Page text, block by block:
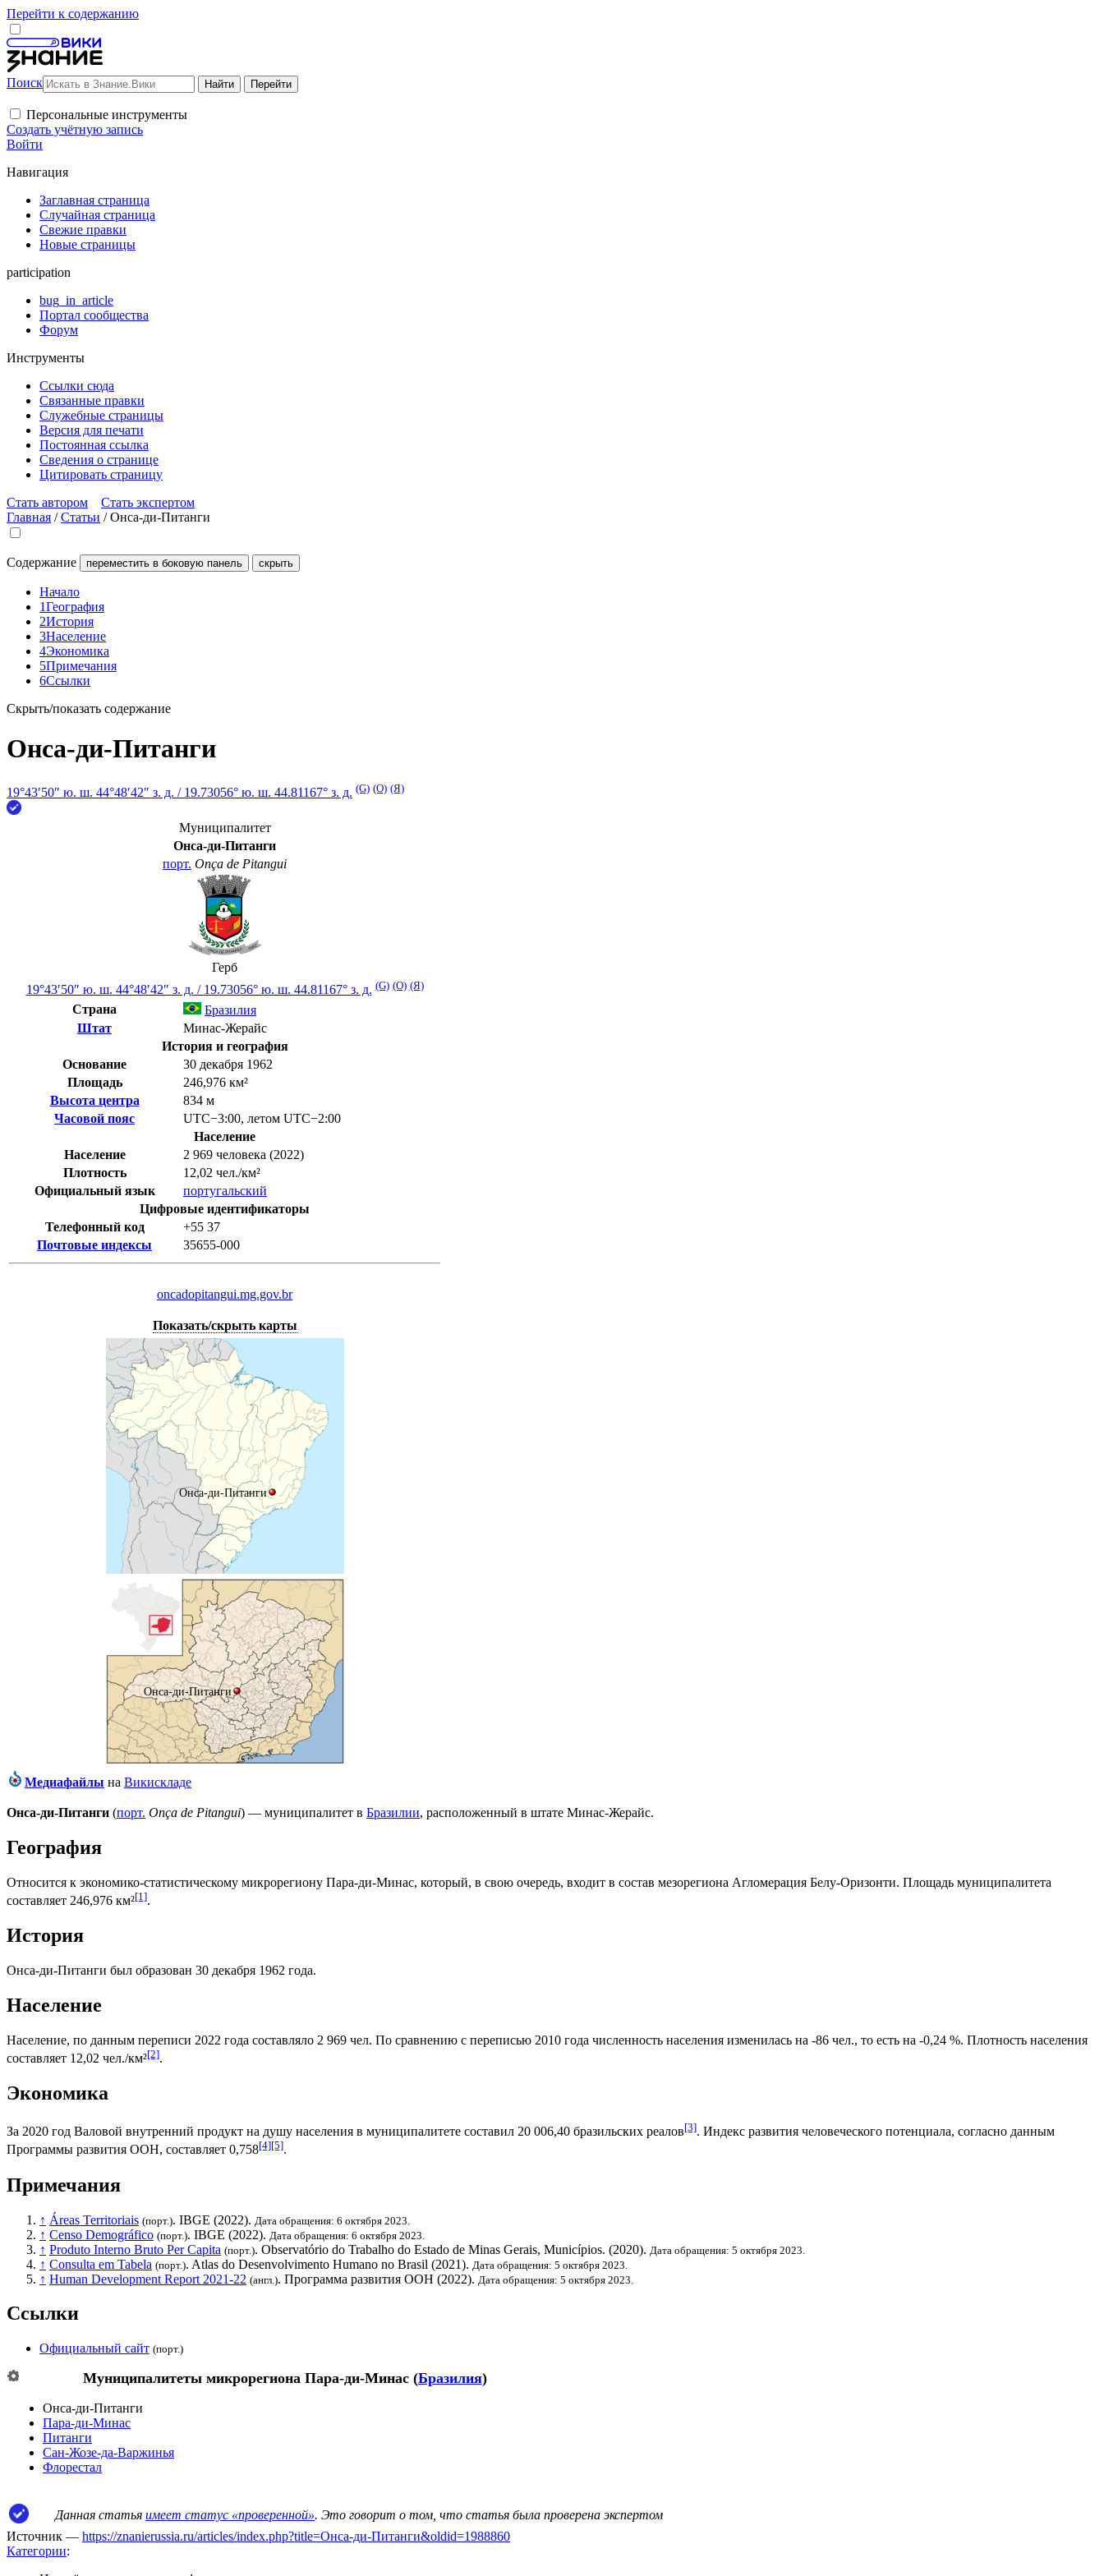
Перейти к содержанию
Поиск
Персональные инструменты
Создать учётную запись
Войти
Навигация
Заглавная страница
Случайная страница
Свежие правки
Новые страницы
participation
bug_in_article
Портал сообщества
Форум
Инструменты
Ссылки сюда
Связанные правки
Служебные страницы
Версия для печати
Постоянная ссылка
Сведения о странице
Цитировать страницу
Стать автором
Стать экспертом
Главная /Статьи /Онса-ди-Питанги
Содержание переместить в боковую панель скрыть
Начало
1География
2История
3Население
4Экономика
5Примечания
6Ссылки
Скрыть/показать содержание
Онса-ди-Питанги
19°43′50″ ю. ш. 44°48′42″ з. д. / 19.73056° ю. ш. 44.81167° з. д. (G) (O) (Я)
Муниципалитет
Онса-ди-Питанги
порт. Onça de Pitangui
Герб
19°43′50″ ю. ш. 44°48′42″ з. д. / 19.73056° ю. ш. 44.81167° з. д. (G) (O) (Я)
Страна
Бразилия
Штат
Минас-Жерайс
История и география
Основание
30 декабря 1962
Площадь
246,976 км²
Высота центра
834 м
Часовой пояс
UTC−3:00, летом UTC−2:00
Население
Население
2 969 человека (2022)
Плотность
12,02 чел./км²
Официальный язык
португальский
Цифровые идентификаторы
Телефонный код
+55 37
Почтовые индексы
35655-000
oncadopitangui.mg.gov.br
Показать/скрыть карты
Онса-ди-Питанги
Онса-ди-Питанги
Медиафайлы на Викискладе
Онса-ди-Питанги (порт. Onça de Pitangui) — муниципалитет в Бразилии, расположенный в штате Минас-Жерайс.
География
Относится к экономико-статистическому микрорегиону Пара-ди-Минас, который, в свою очередь, входит в состав мезорегиона Агломерация Белу-Оризонти. Площадь муниципалитета
составляет 246,976 км²[1].
История
Онса-ди-Питанги был образован 30 декабря 1962 года.
Население
Население, по данным переписи 2022 года составляло 2 969 чел. По сравнению с переписью 2010 года численность населения изменилась на -86 чел., то есть на -0,24 %. Плотность населения
составляет 12,02 чел./км²[2].
Экономика
За 2020 год Валовой внутренний продукт на душу населения в муниципалитете составил 20 006,40 бразильских реалов[3]. Индекс развития человеческого потенциала, согласно данным
Программы развития ООН, составляет 0,758[4][5].
Примечания
↑ Áreas Territoriais (порт.). IBGE (2022). Дата обращения: 6 октября 2023.
↑ Censo Demográfico (порт.). IBGE (2022). Дата обращения: 6 октября 2023.
↑ Produto Interno Bruto Per Capita (порт.). Observatório do Trabalho do Estado de Minas Gerais, Municípios. (2020). Дата обращения: 5 октября 2023.
↑ Consulta em Tabela (порт.). Atlas do Desenvolvimento Humano no Brasil (2021). Дата обращения: 5 октября 2023.
↑ Human Development Report 2021-22 (англ.). Программа развития ООН (2022). Дата обращения: 5 октября 2023.
Ссылки
Официальный сайт (порт.)
Муниципалитеты микрорегиона Пара-ди-Минас(Бразилия)
Онса-ди-Питанги
Пара-ди-Минас
Питанги
Сан-Жозе-да-Варжинья
Флорестал
Данная статья имеет статус «проверенной». Это говорит о том, что статья была проверена экспертом
Источник — https://znanierussia.ru/articles/index.php?title=Онса-ди-Питанги&oldid=1988860
Категории: